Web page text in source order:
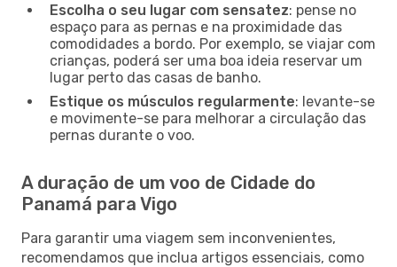
Escolha o seu lugar com sensatez: pense no
espaço para as pernas e na proximidade das
comodidades a bordo. Por exemplo, se viajar com
crianças, poderá ser uma boa ideia reservar um
lugar perto das casas de banho.
Estique os músculos regularmente: levante-se
e movimente-se para melhorar a circulação das
pernas durante o voo.
A duração de um voo de Cidade do
Panamá para Vigo
Para garantir uma viagem sem inconvenientes,
recomendamos que inclua artigos essenciais, como